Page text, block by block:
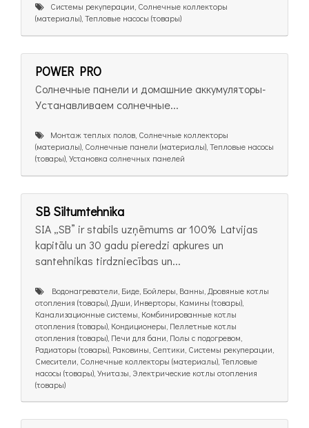
Системы рекуперации, Солнечные коллекторы
(материалы), Тепловые насосы (товары)
POWER PRO
Солнечные панели и домашние аккумуляторы-
Устанавливаем солнечные...
Монтаж теплых полов, Солнечные коллекторы
(материалы), Солнечные панели (материалы), Тепловые насосы
(товары), Установка солнечных панелей
SB Siltumtehnika
SIA „SB” ir stabils uzņēmums ar 100% Latvijas
kapitālu un 30 gadu pieredzi apkures un
santehnikas tirdzniecības un...
Bодонагреватели, Биде, Бойлеры, Ванны, Дровяные котлы
отопления (товары), Души, Инверторы, Камины (товары),
Канализационные системы, Комбинированные котлы
отопления (товары), Кондиционеры, Пеллетные котлы
отопления (товары), Печи для бани, Полы с подогревом,
Радиаторы (товары), Раковины, Септики, Системы рекуперации,
Смесители, Солнечные коллекторы (материалы), Тепловые
насосы (товары), Унитазы, Электрические котлы отопления
(товары)